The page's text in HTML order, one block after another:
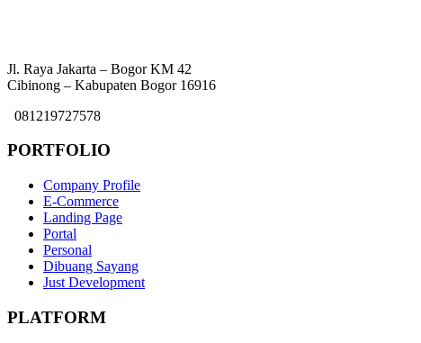
Jl. Raya Jakarta – Bogor KM 42
Cibinong – Kabupaten Bogor 16916
081219727578
PORTFOLIO
Company Profile
E-Commerce
Landing Page
Portal
Personal
Dibuang Sayang
Just Development
PLATFORM